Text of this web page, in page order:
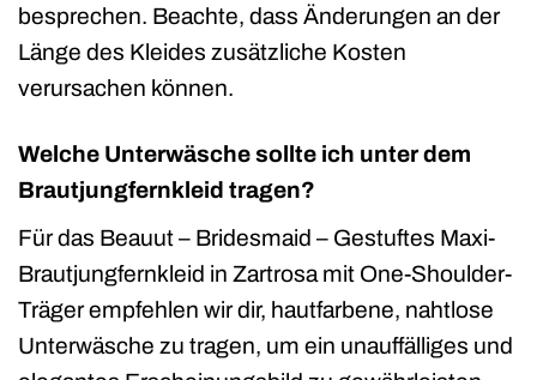
besprechen. Beachte, dass Änderungen an der
Länge des Kleides zusätzliche Kosten
verursachen können.
Welche Unterwäsche sollte ich unter dem
Brautjungfernkleid tragen?
Für das Beauut – Bridesmaid – Gestuftes Maxi-
Brautjungfernkleid in Zartrosa mit One-Shoulder-
Träger empfehlen wir dir, hautfarbene, nahtlose
Unterwäsche zu tragen, um ein unauffälliges und